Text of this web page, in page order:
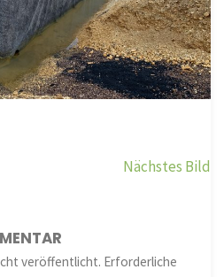
Nächstes Bild
veröffentlicht. Erforderliche